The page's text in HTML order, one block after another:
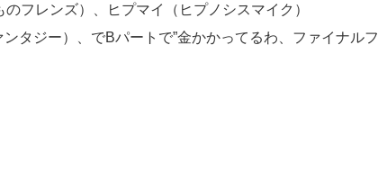
フレンズ）、ヒプマイ（ヒプノシスマイク）
タジー）、でBパートで”金かかってるわ、ファイナルフ